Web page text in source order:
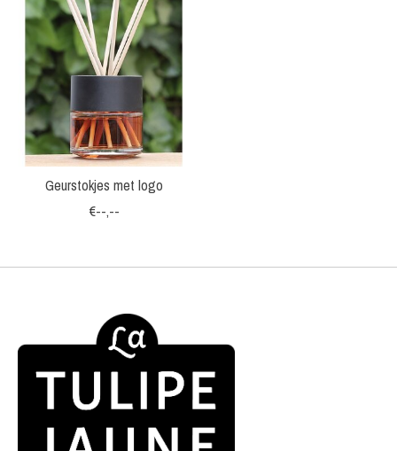
Geurstokjes met logo
€--,--